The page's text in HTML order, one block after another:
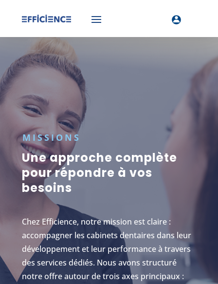
MISSIONS
Une approche complète
pour répondre à vos
besoins
Chez Efficience, notre mission est claire :
accompagner les cabinets dentaires dans leur
développement et leur performance à travers
des services dédiés. Nous avons structuré
notre offre autour de trois axes principaux :